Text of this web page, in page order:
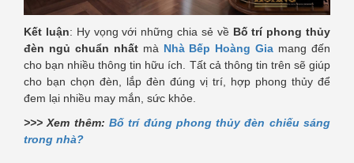
Kết luận: Hy vọng với những chia sẻ về Bố trí phong thủy
đèn ngủ chuẩn nhất mà Nhà Bếp Hoàng Gia mang đến
cho bạn nhiều thông tin hữu ích. Tất cả thông tin trên sẽ giúp
cho bạn chọn đèn, lắp đèn đúng vị trí, hợp phong thủy để
đem lại nhiều may mắn, sức khỏe.
>>> Xem thêm: Bố trí đúng phong thủy đèn chiếu sáng
trong nhà?